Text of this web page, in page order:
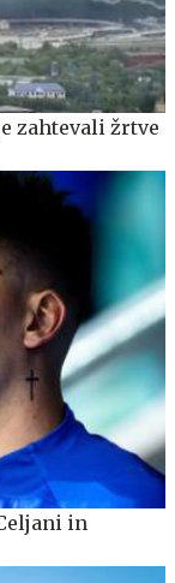
zahtevali žrtve
in